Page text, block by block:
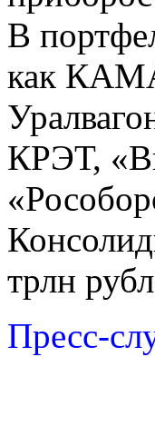
В
как
КРЭТ,
трлн
Пресс-